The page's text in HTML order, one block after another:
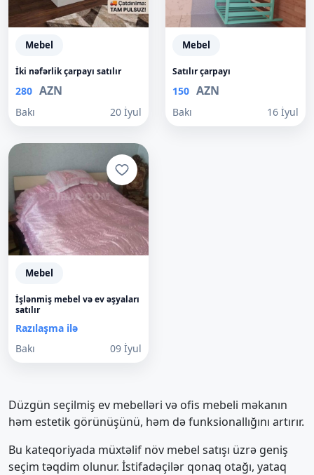
Mebel
İki nəfərlik çarpayı satılır
280 AZN
Bakı 20 İyul
Mebel
Satılır çarpayı
150 AZN
Bakı 16 İyul
Mebel
İşlənmiş mebel və ev əşyaları
satılır
Razılaşma ilə
Bakı
09 İyul
Düzgün seçilmiş ev mebelləri və ofis mebeli məkanın
həm estetik görünüşünü, həm də funksionallığını artırır.
Bu kateqoriyada müxtəlif növ mebel satışı üzrə geniş
seçim təqdim olunur. İstifadəçilər qonaq otağı, yataq